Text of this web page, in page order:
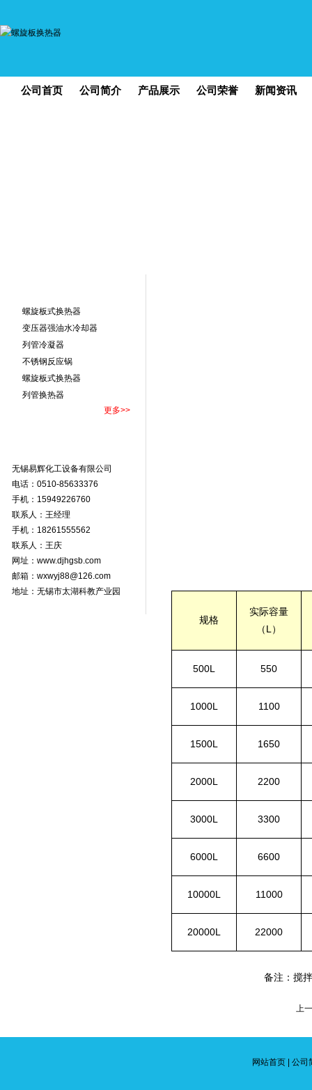
公司首页 公司简介 产品展示 公司荣誉 新闻资讯
螺旋板式换热器
变压器强油水冷却器
列管冷凝器
不锈钢反应锅
螺旋板式换热器
列管换热器
更多>>
无锡易辉化工设备有限公司
电话：0510-85633376
手机：15949226760
联系人：王经理
手机：18261555562
联系人：王庆
网址： www.djhgsb.com
邮箱：wxwyj88@126.com
地址：无锡市太湖科教产业园
规格
实际容量
（ L ）
500L 550
1000L 1100
1500L 1650
2000L 2200
3000L 3300
6000L 6600
10000L 11000
20000L 22000
备注：搅
上
网站首页 公司